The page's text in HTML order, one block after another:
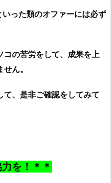
った類のオファーには必ず
コの苦労をして、成果を上
ん。
て、是非ご確認をしてみて
を！＊＊